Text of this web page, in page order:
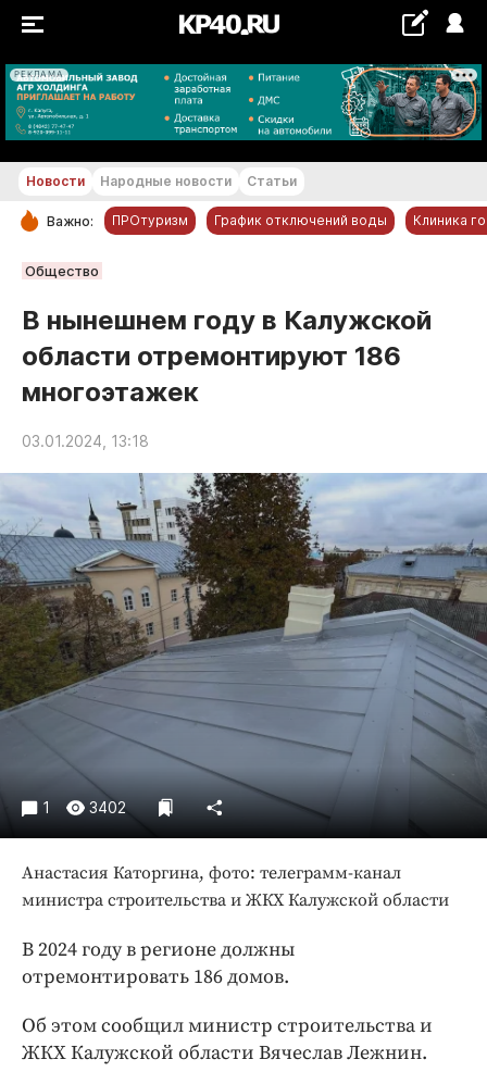
РЕКЛАМА
+19...+20 °С
РУБРИКИ
Новости компаний
Статьи
Народные новости
Авто и транспорт
Благоустройство
Криминал
Культура
Недвижимость и ЖКХ
Образование
Общество
Погода
Праздники
Происшествия
Спорт
Экономика и бизнес
ПРОЕКТЫ
Блоги
Издания
Медиаперсона
Интересное чтиво
Клиника года
Бренд года
Новости Народные новости Статьи
Важно: ПРОтуризм График отключений воды Клиника
Общество
В нынешнем году в Калужской
области отремонтируют 186
многоэтажек
03.01.2024, 13:18
1 3402
Анастасия Каторгина, фото: телеграмм-канал
министра строительства и ЖКХ Калужской области
В 2024 году в регионе должны
отремонтировать 186 домов.
Об этом сообщил министр строительства и
ЖКХ Калужской области Вячеслав Лежнин.